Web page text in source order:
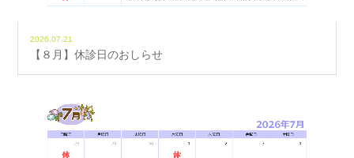
2026.07.21
【８月】休診日のおしらせ